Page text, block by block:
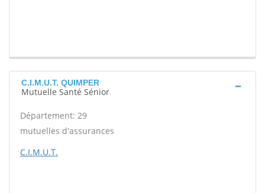
C.I.M.U.T. QUIMPER
Mutuelle Santé Sénior
Département: 29
mutuelles d'assurances
C.I.M.U.T.